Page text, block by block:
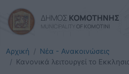
ΔΗΜΟΣ ΚΟΜΟΤΗΝΗΣ
MUNICIPALITY OF KOMOTINI
Αρχική
Νέα - Ανακοινώσεις
Κανονικά λειτουργεί το